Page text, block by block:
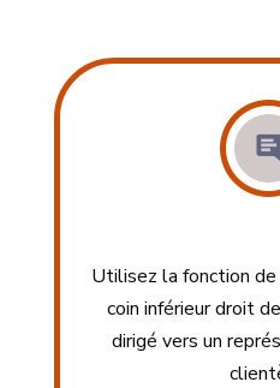
Utilisez la fonction
coin inférieur droit
dirigé vers un